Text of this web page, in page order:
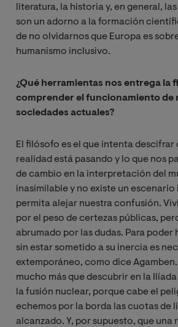
literatura, la historia y, en general,
son un adorno a la formación
de no olvidarnos que Europa es
humanismo inclusivo.
¿Qué herramientas nos entrega la
comprender el funcionamiento de
sociedades actuales?
El filósofo es el que intenta descifrar
realidad está pasando y lo que nos
de cambio en la interpretación del
inasimilable y no existe un escenario
permita alejar nuestra confusión.
por el peso de certezas públicas,
abrumado por las dudas. Para poder
sin estar sometido a su inercia es
extemporáneo, como dice
mucho más que descubrir en la
la fusión nuclear, porque cabe el
echemos por la borda las cuotas de
alcanzado. Y, por supuesto, que una